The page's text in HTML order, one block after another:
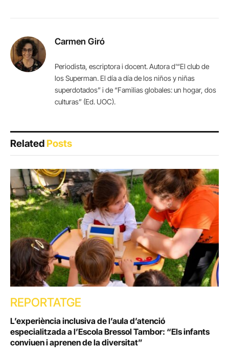
Carmen Giró
Periodista, escriptora i docent. Autora d'“El club de
los Superman. El día a día de los niños y niñas
superdotados” i de “Familias globales: un hogar, dos
culturas” (Ed. UOC).
RelatedPosts
REPORTATGE
L’experiència inclusiva de l’aula d’atenció
especialitzada a l’Escola Bressol Tambor: “Els infants
conviuen i aprenen de la diversitat”